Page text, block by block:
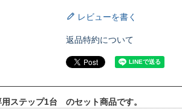
レビューを書く
返品特約について
ステップ1台 のセット商品です。